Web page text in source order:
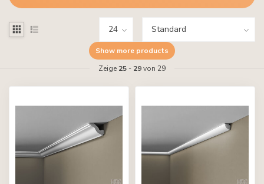
Show more products
Zeige 25 - 29von 29